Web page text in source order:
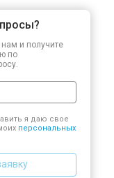
и получите
по
я даю свое
персональных